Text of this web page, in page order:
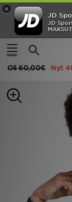
×
JD
JD
Etusivu
Lapset
Nike Miler
Oli60,00€ Nyt
Etusivu
Ale
Miehet
Inspiroidu